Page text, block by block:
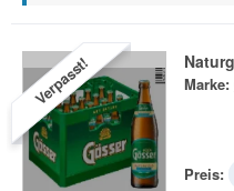
Verpasst! Marke:
Preis: